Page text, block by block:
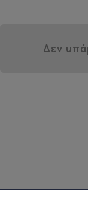
Δεν